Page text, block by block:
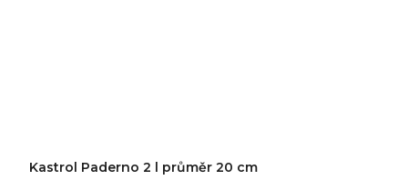
Kastrol Paderno 2 l průměr 20 cm